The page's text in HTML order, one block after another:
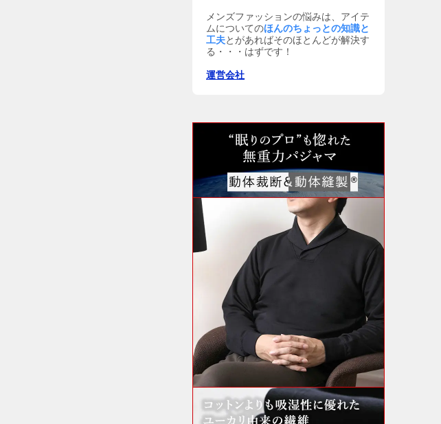
メンズファッションの悩みは、アイテ
ムについてのほんのちょっとの知識と
工夫とがあればそのほとんどが解決す
る・・・はずです！
運営会社